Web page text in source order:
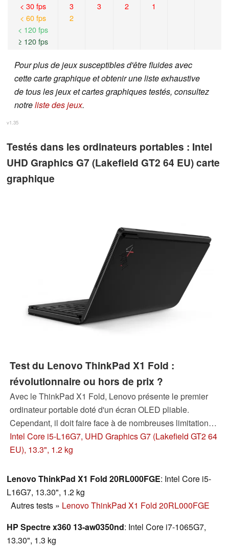
< 30 fps
< 60 fps
< 120 fps
≥ 120 fps
3
2
3 2 1
Pour plus de jeux susceptibles d'être fluides avec
cette carte graphique et obtenir une liste exhaustive
de tous les jeux et cartes graphiques testés, consultez
notreliste des jeux.
v1.35
Testés dans les ordinateurs portables : Intel
UHD Graphics G7 (Lakefield GT2 64 EU) carte
graphique
Test du Lenovo ThinkPad X1 Fold :
révolutionnaire ou hors de prix ?
Avec le ThinkPad X1 Fold, Lenovo présente le premier
ordinateur portable doté d'un écran OLED pliable.
Cependant, il doit faire face à de nombreuses limitations
dans l'utilisation quotidienne. Nous voulons savoir si le
X1 Fold justifie son prix élevé ou si vous devriez plutôt
Intel Core i5-L16G7, UHD Graphics G7 (Lakefield GT2 64
EU), 13.3", 1.2 kg
Lenovo ThinkPad X1 Fold 20RL000FGE: Intel Core i5-
L16G7, 13.30", 1.2 kg
Autres tests » Lenovo ThinkPad X1 Fold 20RL000FGE
HP Spectre x360 13-aw0350nd: Intel Core i7-1065G7,
13.30", 1.3 kg